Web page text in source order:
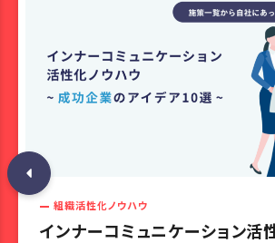
組織活性化ノウハウ
インナーコミュニケーション活